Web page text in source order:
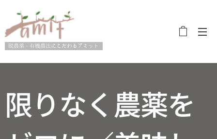
脱農薬・有機農法にこだわるアミット
限りなく農薬を